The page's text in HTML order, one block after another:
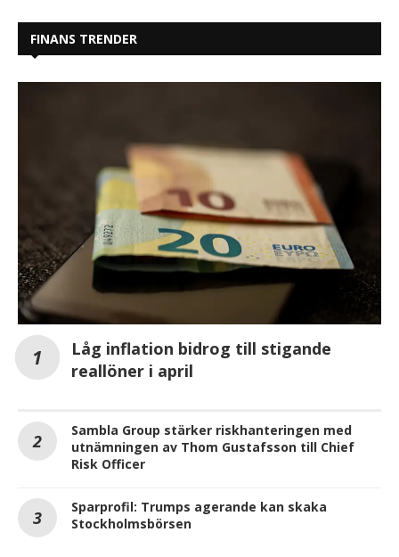
FINANS TRENDER
Låg inflation bidrog till stigande
reallöner i april
Sambla Group stärker riskhanteringen med
utnämningen av Thom Gustafsson till Chief
Risk Officer
Sparprofil: Trumps agerande kan skaka
Stockholmsbörsen